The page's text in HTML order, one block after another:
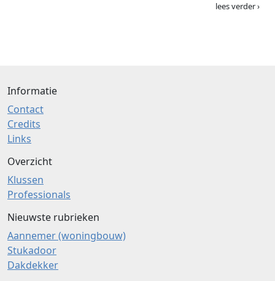
lees verder ›
Informatie
Contact
Credits
Links
Overzicht
Klussen
Professionals
Nieuwste rubrieken
Aannemer (woningbouw)
Stukadoor
Dakdekker